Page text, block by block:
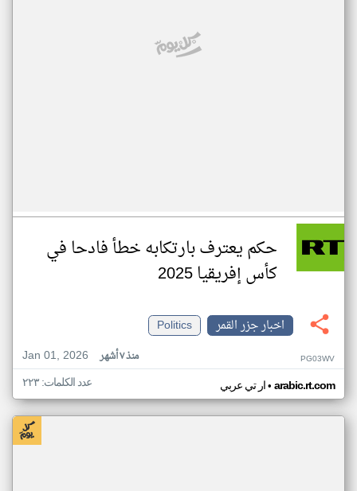
حكم يعترف بارتكابه خطأ فادحا في
كأس إفريقيا 2025
اخبار جزر القمر
Politics
Jan 01, 2026
منذ ٧ أشهر PG03WV
ار تي عربي• arabic.rt.com عدد الكلمات: ٢٢٣